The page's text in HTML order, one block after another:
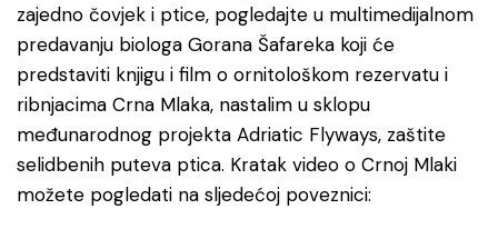
zajedno čovjek i ptice, pogledajte u multimedijalnom
predavanju biologa Gorana Šafareka koji će
predstaviti knjigu i film o ornitološkom rezervatu i
ribnjacima Crna Mlaka, nastalim u sklopu
međunarodnog projekta Adriatic Flyways, zaštite
selidbenih puteva ptica. Kratak video o Crnoj Mlaki
možete pogledati na sljedećoj poveznici: